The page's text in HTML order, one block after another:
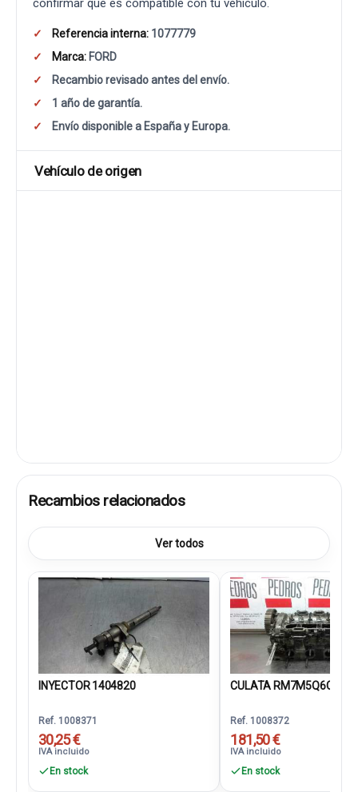
confirmar que es compatible con tu vehículo.
Referencia interna: 1077779
Marca: FORD
Recambio revisado antes del envío.
1 año de garantía.
Envío disponible a España y Europa.
Vehículo de origen
Recambios relacionados
Ver todos
INYECTOR 1404820
Ref. 1008371
30,25 €
IVA incluido
En stock
CULATA
Ref. 1008372
181,50 €
IVA incluido
En stock